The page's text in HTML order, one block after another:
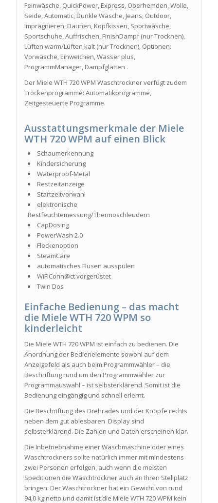
Feinwäsche, QuickPower, Express, Oberhemden, Wolle,
Seide, Automatic, Dunkle Wäsche, Jeans, Outdoor,
Imprägnieren, Daunen, Kopfkissen, Sportwäsche,
Sportschuhe, Auffrischen, FinishDampf (nur Trocknen),
Lüften warm/Lüften kalt (nur Trocknen), Optionen:
Vorwäsche, Einweichen, Wasser plus,
ProgrammManager, Dampfglätten .
Der Miele WTH 720 WPM Waschtrockner verfügt zudem
Trockenprogramme: Automatikprogramme,
Zeitgesteuerte Programme.
Ausstattungsmerkmale der Miele
WTH 720 WPM auf einen Blick
Schaumerkennung
Kindersicherung
Waterproof-Metal
Restzeitanzeige
Startzeitvorwahl
elektronische
Restfeuchtemessung/Thermoschleudern
CapDosing
PowerWash 2.0
Fleckenoption
SteamCare
automatisches Flusen ausspülen
WiFiConn@ct vorgerüstet
Twin Dos
Einfache Bedienung – das macht
die Miele WTH 720 WPM so
kinderleicht
Die Miele WTH 720 WPM ist einfach zu bedienen. Die
Anordnung der Bedienelemente sowohl auf dem
Anzeigefeld als auch beim Programmwähler – die
Beschriftung rund um den Programmwähler zur
Programmauswahl – ist selbsterklärend. Somit ist die
Bedienung eingängig und schnell erlernt.
Die Beschriftung des Drehrades und der Knöpfe rechts
neben dem gut ablesbaren Display sind
selbsterklärend. Die Zahlen und Daten erscheinen klar.
Die Inbetriebnahme einer Waschmaschine oder eines
Waschtrockners sollte natürlich immer mit mindestens
zwei Personen erfolgen, auch wenn die meisten
Speditionen die Waschtrockner auch an Ihren Stellplatz
bringen. Der Waschtrockner hat ein Gewicht von rund
94,0 kg netto und damit ist die Miele WTH 720 WPM kein